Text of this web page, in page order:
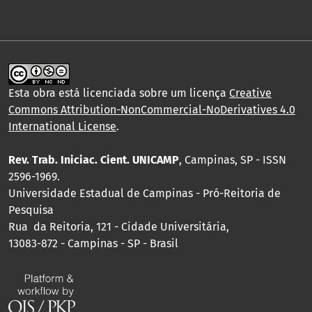
Esta obra está licenciada sobre um licença Creative
Commons Attribution-NonCommercial-NoDerivatives 4.0
International License.
Rev. Trab. Iniciac. Cient. UNICAMP, Campinas, SP - ISSN
2596-1969.
Universidade Estadual de Campinas - Pró-Reitoria de
Pesquisa
Rua da Reitoria, 121 - Cidade Universitária,
13083-872 - Campinas - SP - Brasil